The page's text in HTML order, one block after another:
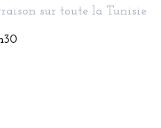
sur toute la Tunisie.